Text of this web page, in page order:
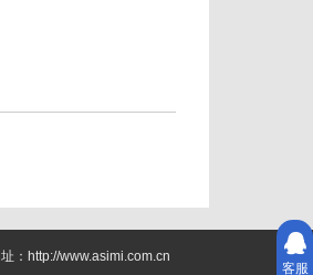
客服
：http://www.asimi.com.cn